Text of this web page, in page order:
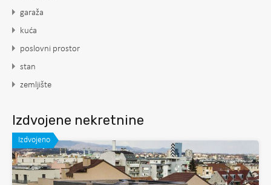
garaža
kuća
poslovni prostor
stan
zemljište
Izdvojene nekretnine
Izdvojeno